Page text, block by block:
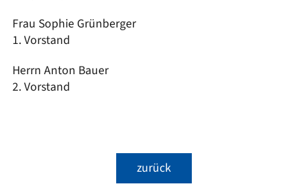
Frau Sophie Grünberger
1. Vorstand
Herrn Anton Bauer
2. Vorstand
zurück